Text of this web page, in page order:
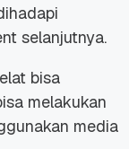
selanjutnya.
bisa
melakukan
media